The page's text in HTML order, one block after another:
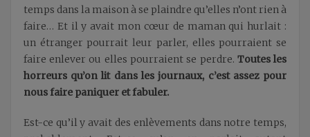
temps dans la maison à se plaindre qu’elles n’ont rien à
faire… Et il y avait mon cœur de maman qui hurlait :
un étranger pourrait leur parler, elles pourraient se
faire enlever ou elles pourraient se perdre. Toutes les
horreurs qu’on lit dans les journaux, c’est assez pour
nous faire paniquer et fabuler.
Est-ce qu’il y avait des enlèvements dans notre temps,